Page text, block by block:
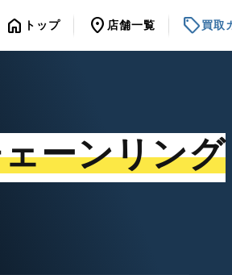
home トップ location_on 店舗一覧 sell買取
ーンリング